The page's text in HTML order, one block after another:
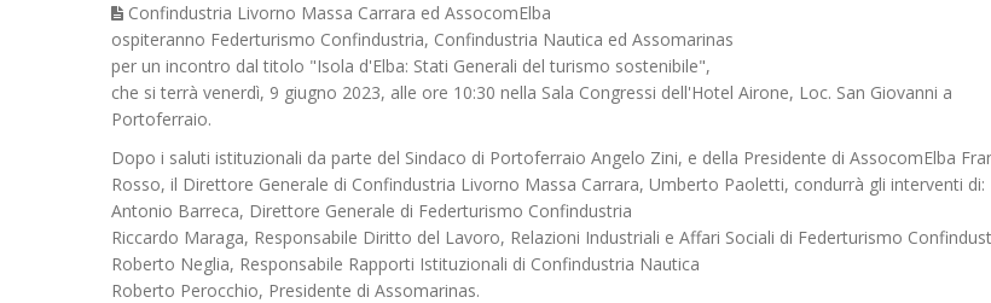
Confindustria Livorno Massa Carrara ed AssocomElba
ospiteranno Federturismo Confindustria, Confindustria Nautica ed Assomarinas
per un incontro dal titolo "Isola d'Elba: Stati Generali del turismo sostenibile",
che si terrà venerdì, 9 giugno 2023, alle ore 10:30 nella Sala Congressi dell'Hotel Airone, Loc. San Giovanni a
Portoferraio.
Dopo i saluti istituzionali da parte del Sindaco di Portoferraio Angelo Zini, e della Presidente di AssocomElba
Rosso, il Direttore Generale di Confindustria Livorno Massa Carrara, Umberto Paoletti, condurrà gli interventi di:
Antonio Barreca, Direttore Generale di Federturismo Confindustria
Riccardo Maraga, Responsabile Diritto del Lavoro, Relazioni Industriali e Affari Sociali di Federturismo
Roberto Neglia, Responsabile Rapporti Istituzionali di Confindustria Nautica
Roberto Perocchio, Presidente di Assomarinas.